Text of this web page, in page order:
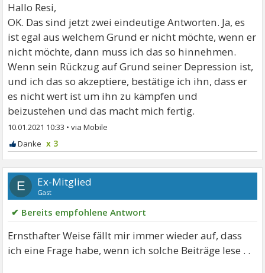
Hallo Resi,
OK. Das sind jetzt zwei eindeutige Antworten. Ja, es
ist egal aus welchem Grund er nicht möchte, wenn er
nicht möchte, dann muss ich das so hinnehmen.
Wenn sein Rückzug auf Grund seiner Depression ist,
und ich das so akzeptiere, bestätige ich ihn, dass er
es nicht wert ist um ihn zu kämpfen und
beizustehen und das macht mich fertig.
10.01.2021 10:33 •
x 3
E Ex-Mitglied
Gast
✔ Bereits empfohlene Antwort
Ernsthafter Weise fällt mir immer wieder auf, dass
ich eine Frage habe, wenn ich solche Beiträge lese . .